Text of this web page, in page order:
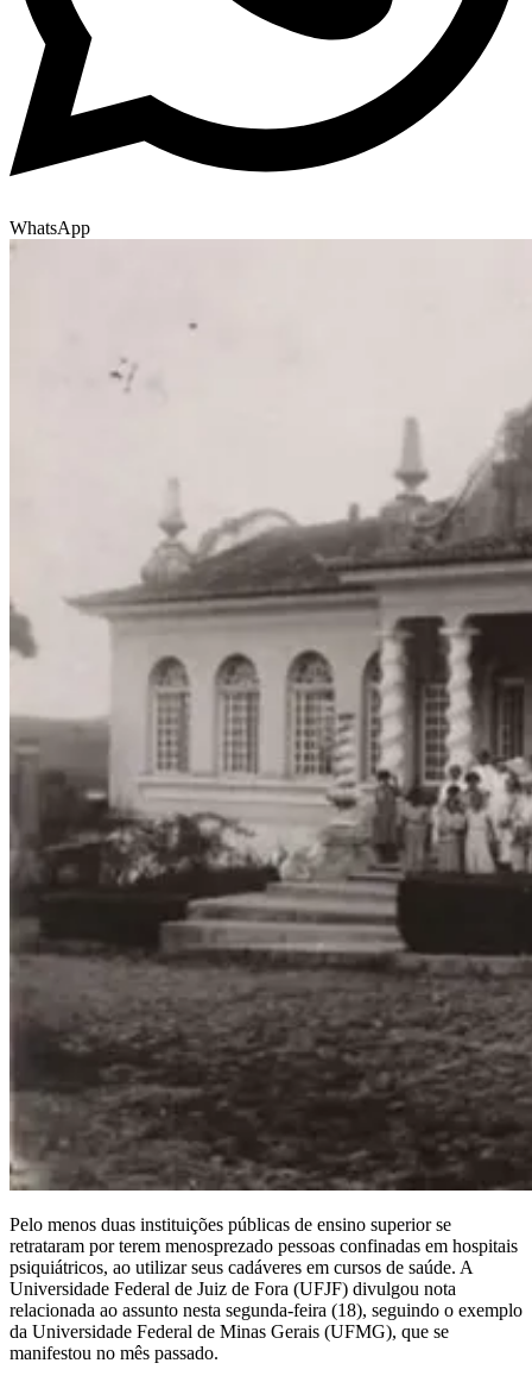
WhatsApp
Pelo menos duas instituições públicas de ensino superior se
retrataram por terem menosprezado pessoas confinadas em hospitais
psiquiátricos, ao utilizar seus cadáveres em cursos de saúde. A
Universidade Federal de Juiz de Fora (UFJF) divulgou nota
relacionada ao assunto nesta segunda-feira (18), seguindo o exemplo
da Universidade Federal de Minas Gerais (UFMG), que se
manifestou no mês passado.